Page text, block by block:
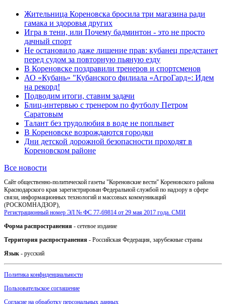
Жительница Кореновска бросила три магазина ради
гамака и здоровья других
Игра в тени, или Почему бадминтон - это не просто
дачный спорт
Не остановило даже лишение прав: кубанец предстанет
перед судом за повторную пьяную езду
В Кореновске поздравили тренеров и спортсменов
АО «Кубань» "Кубанского филиала «АгроГард»: Идем
на рекорд!
Подводим итоги, ставим задачи
Блиц-интервью с тренером по футболу Петром
Саратовым
Талант без трудолюбия в воде не поплывет
В Кореновске возрождаются городки
Дни детской дорожной безопасности проходят в
Кореновском районе
Все новости
Сайт общественно-политической газеты "Кореновские вести" Кореновского района
Краснодарского края зарегистрирован Федеральной службой по надзору в сфере
связи, информационных технологий и массовых коммуникаций
(РОСКОМНАДЗОР),
Регистрационный номер ЭЛ № ФС 77-69814 от 29 мая 2017 года. СМИ
Форма распространения - сетевое издание
Территория распространения - Российская Федерация, зарубежные страны
Язык - русский
Политика конфиденциальности
Пользовательское соглашение
Согласие на обработку персональных данных